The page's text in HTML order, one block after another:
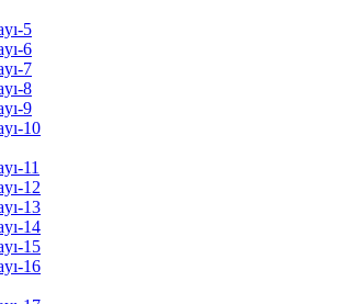
5
6
7
8
9
10
11
12
13
14
15
16